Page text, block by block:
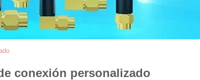
conexión personalizado